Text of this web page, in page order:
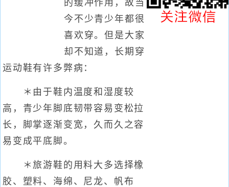
的缓冲作用，故当
今不少青少年都很
喜欢穿。但是大家
却不知道，长期穿
运动鞋有许多弊病：
＊由于鞋内温度和湿度较
高，青少年脚底韧带容易变松拉
长，脚掌逐渐变宽，久而久之容
易变成平底脚。
＊旅游鞋的用料大多选择橡
胶、塑料、海绵、尼龙、帆布